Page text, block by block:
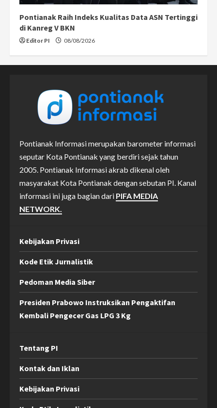
Pontianak Raih Indeks Kualitas Data ASN Tertinggi
di Kanreg V BKN
Editor PI 08/08/2026
Pontianak Informasi merupakan barometer informasi
seputar Kota Pontianak yang berdiri sejak tahun
2005. Pontianak Informasi akrab dikenal oleh
masyarakat Kota Pontianak dengan sebutan PI. Kanal
informasi ini juga bagian dari PIFA MEDIA
NETWORK.
Kebijakan Privasi
Kode Etik Jurnalistik
Pedoman Media Siber
Presiden Prabowo Instruksikan Pengaktifan
Kembali Pengecer Gas LPG 3 Kg
Tentang PI
Kontak dan Iklan
Kebijakan Privasi